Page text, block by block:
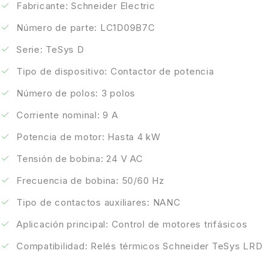
Fabricante: Schneider Electric
Número de parte: LC1D09B7C
Serie: TeSys D
Tipo de dispositivo: Contactor de potencia
Número de polos: 3 polos
Corriente nominal: 9 A
Potencia de motor: Hasta 4 kW
Tensión de bobina: 24 V AC
Frecuencia de bobina: 50/60 Hz
Tipo de contactos auxiliares: NANC
Aplicación principal: Control de motores trifásicos
Compatibilidad: Relés térmicos Schneider TeSys LRD